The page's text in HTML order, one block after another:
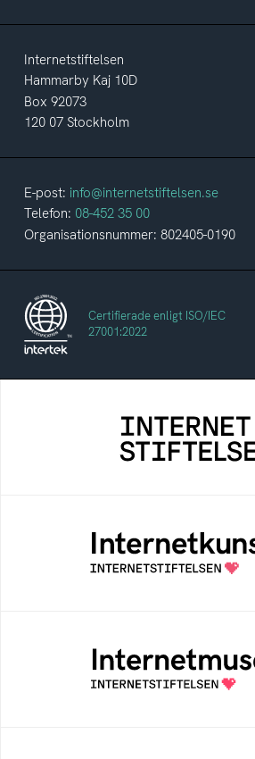
Internetstiftelsen
Hammarby Kaj 10D
Box 92073
120 07 Stockholm
E-post: info@internetstiftelsen.se
Telefon: 08-452 35 00
Organisationsnummer: 802405-0190
Certifierade enligt ISO/IEC
27001:2022
Internetstiftelsen verkar för ett
bidrar positivt till människan
Samlad kunskap som hjälper
säker och medveten
Ett digitalt museum som
av Internetstiftelsen